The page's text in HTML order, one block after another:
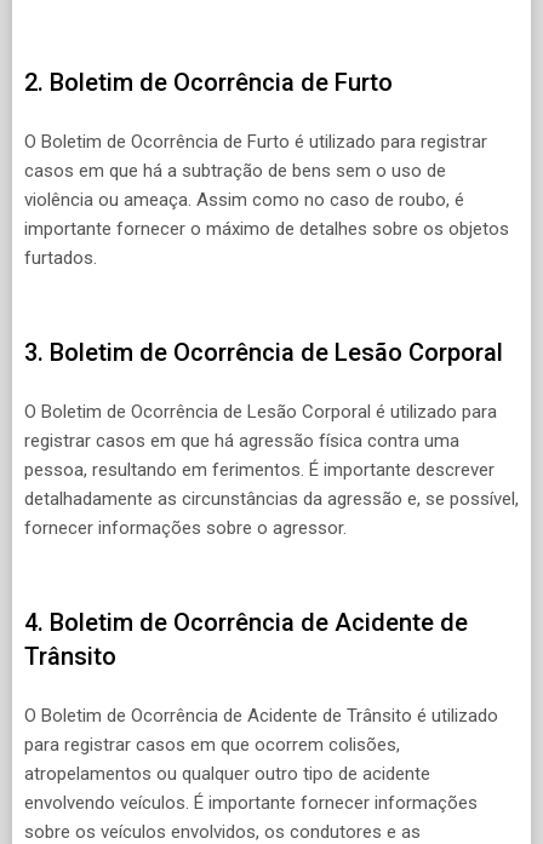
2. Boletim de Ocorrência de Furto
O Boletim de Ocorrência de Furto é utilizado para registrar
casos em que há a subtração de bens sem o uso de
violência ou ameaça. Assim como no caso de roubo, é
importante fornecer o máximo de detalhes sobre os objetos
furtados.
3. Boletim de Ocorrência de Lesão Corporal
O Boletim de Ocorrência de Lesão Corporal é utilizado para
registrar casos em que há agressão física contra uma
pessoa, resultando em ferimentos. É importante descrever
detalhadamente as circunstâncias da agressão e, se possível,
fornecer informações sobre o agressor.
4. Boletim de Ocorrência de Acidente de
Trânsito
O Boletim de Ocorrência de Acidente de Trânsito é utilizado
para registrar casos em que ocorrem colisões,
atropelamentos ou qualquer outro tipo de acidente
envolvendo veículos. É importante fornecer informações
sobre os veículos envolvidos, os condutores e as